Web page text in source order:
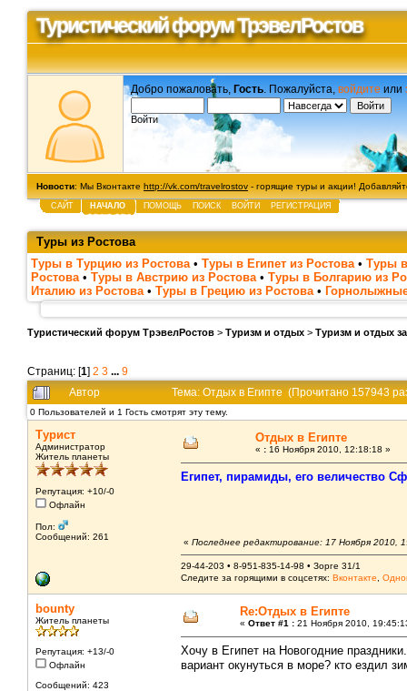
Туристический форум ТрэвелРостов
Добро пожаловать, Гость . Пожалуйста, войдите или
Войти
Новости: Мы Вконтакте http://vk.com/travelrostov - горящие туры и акции!
САЙТ НАЧАЛО ПОМОЩЬ ПОИСК ВОЙТИ РЕГИСТРАЦИЯ
Туры из Ростова
Туры в Турцию из Ростова • Туры в Египет из Ростова • Туры
Ростова • Туры в Австрию из Ростова • Туры в Болгарию из
Италию из Ростова • Туры в Грецию из Ростова •
Туристический форум ТрэвелРостов > Туризм и отдых > Туризм и отдых
Страниц: [1] 2 3 ... 9
Автор
Тема: Отдых в Египте (Прочитано 157943
0 Пользователей и 1 Гость смотрят эту тему.
Турист
Администратор
Житель планеты
Репутация: +10/-0
Офлайн
Пол:
Сообщений: 261
Отдых в Египте
« : 16 Ноября 2010, 12:18:18 »
Египет, пирамиды, его величество
« Последнее редактирование: 17 Ноября 2010,
29-44-203 • 8-951-835-14-98 • Зорге 31/1
Следите за горящими в соцсетях: Вконтакте
bounty
Житель планеты
Репутация: +13/-0
Офлайн
Сообщений: 423
Re:Отдых в Египте
« Ответ #1 : 21 Ноября 2010,
Хочу в Египет на Новогодние
вариант окунуться в море? кто ездил